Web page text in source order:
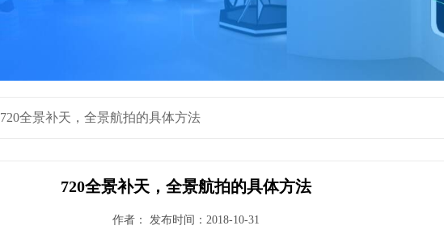
720全景补天，全景航拍的具体方法
720全景补天，全景航拍的具体方法
作者： 发布时间：2018-10-31